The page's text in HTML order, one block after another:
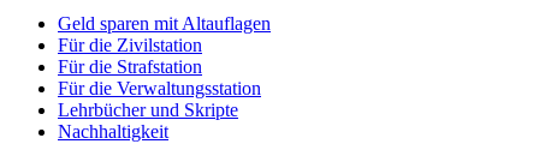
Geld sparen mit Altauflagen
Für die Zivilstation
Für die Strafstation
Für die Verwaltungsstation
Lehrbücher und Skripte
Nachhaltigkeit